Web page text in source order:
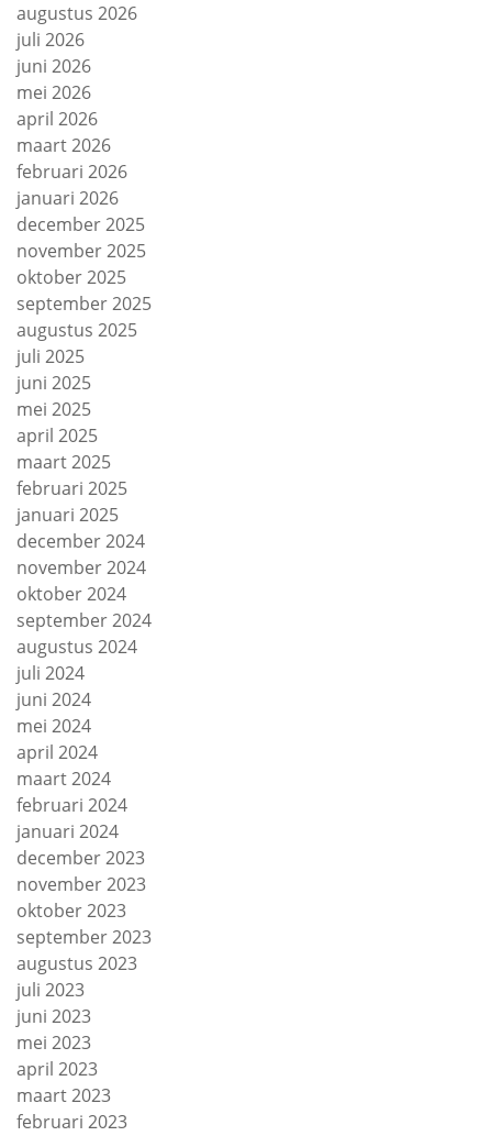
augustus 2026
juli 2026
juni 2026
mei 2026
april 2026
maart 2026
februari 2026
januari 2026
december 2025
november 2025
oktober 2025
september 2025
augustus 2025
juli 2025
juni 2025
mei 2025
april 2025
maart 2025
februari 2025
januari 2025
december 2024
november 2024
oktober 2024
september 2024
augustus 2024
juli 2024
juni 2024
mei 2024
april 2024
maart 2024
februari 2024
januari 2024
december 2023
november 2023
oktober 2023
september 2023
augustus 2023
juli 2023
juni 2023
mei 2023
april 2023
maart 2023
februari 2023